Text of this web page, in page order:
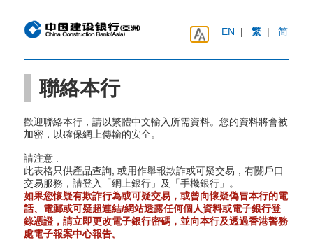
EN |繁 |简
聯絡本行
歡迎聯絡本行，請以繁體中文輸入所需資料。您的資料將會被
加密，以確保網上傳輸的安全。
請注意 :
此表格只供產品查詢, 或用作舉報欺詐或可疑交易，有關戶口
交易服務，請登入「網上銀行」及「手機銀行」。
如果您懷疑有欺詐行為或可疑交易，或曾向懷疑偽冒本行的電
話、電郵或可疑超連結/網站透露任何個人資料或電子銀行登
錄憑證，請立即更改電子銀行密碼，並向本行及透過香港警務
處電子報案中心報告。